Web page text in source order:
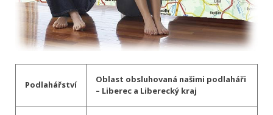
Podlahářství
Oblast obsluhovaná našimi podlaháři
– Liberec a Liberecký kraj